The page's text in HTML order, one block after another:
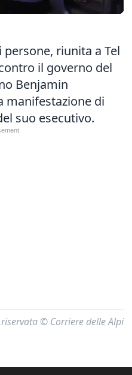
riunita a Tel
il governo del
Benjamin
manifestazione di
suo esecutivo.
© Corriere delle Alpi